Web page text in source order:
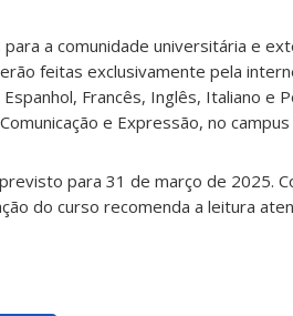
a comunidade universitária e
feitas exclusivamente pela
Francês, Inglês, Italiano e
e Expressão, no
para 31 de março de 2025.
do curso recomenda a leitura